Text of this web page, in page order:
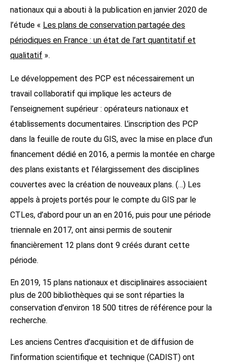
nationaux qui a abouti à la publication en janvier 2020 de
l’étude « Les plans de conservation partagée des
périodiques en France : un état de l’art quantitatif et
qualitatif ».
Le développement des PCP est nécessairement un
travail collaboratif qui implique les acteurs de
l’enseignement supérieur : opérateurs nationaux et
établissements documentaires. L’inscription des PCP
dans la feuille de route du GIS, avec la mise en place d’un
financement dédié en 2016, a permis la montée en charge
des plans existants et l’élargissement des disciplines
couvertes avec la création de nouveaux plans. (…) Les
appels à projets portés pour le compte du GIS par le
CTLes, d’abord pour un an en 2016, puis pour une période
triennale en 2017, ont ainsi permis de soutenir
financièrement 12 plans dont 9 créés durant cette
période.
En 2019, 15 plans nationaux et disciplinaires associaient
plus de 200 bibliothèques qui se sont réparties la
conservation d’environ 18 500 titres de référence pour la
recherche.
Les anciens Centres d’acquisition et de diffusion de
l’information scientifique et technique (CADIST) ont